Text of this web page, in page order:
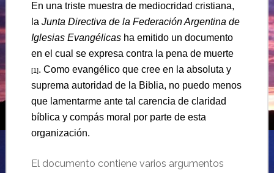
En una triste muestra de mediocridad cristiana,
la Junta Directiva de la Federación Argentina de
Iglesias Evangélicasha emitido un documento
en el cual se expresa contra la pena de muerte
[1]. Como evangélico que cree en la absoluta y
suprema autoridad de la Biblia, no puedo menos
que lamentarme ante tal carencia de claridad
bíblica y compás moral por parte de esta
organización.
El documento contiene varios argumentos